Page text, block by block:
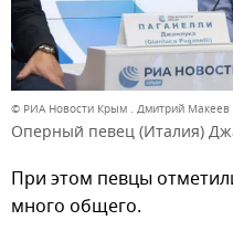
© РИА Новости Крым . Дмитрий Макеев
Оперный певец (Италия)
При этом певцы
много общего.